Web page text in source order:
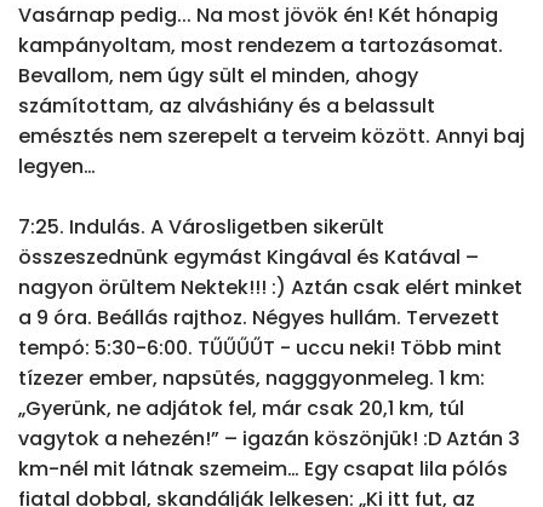
Vasárnap pedig... Na most jövök én! Két hónapig
kampányoltam, most rendezem a tartozásomat.
Bevallom, nem úgy sült el minden, ahogy
számítottam, az alváshiány és a belassult
emésztés nem szerepelt a terveim között. Annyi baj
legyen…
7:25. Indulás. A Városligetben sikerült
összeszednünk egymást Kingával és Katával –
nagyon örültem Nektek!!! :) Aztán csak elért minket
a 9 óra. Beállás rajthoz. Négyes hullám. Tervezett
tempó: 5:30-6:00. TŰŰŰŰT - uccu neki! Több mint
tízezer ember, napsütés, nagggyonmeleg. 1 km:
„Gyerünk, ne adjátok fel, már csak 20,1 km, túl
vagytok a nehezén!” – igazán köszönjük! :D Aztán 3
km-nél mit látnak szemeim… Egy csapat lila pólós
fiatal dobbal, skandálják lelkesen: „Ki itt fut, az